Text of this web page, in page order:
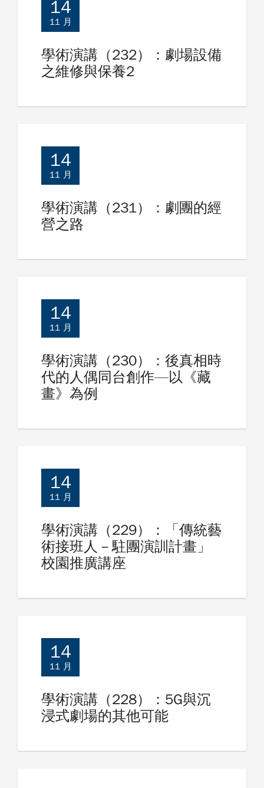
14
11 月
學術演講（232）：劇場設備
之維修與保養2
14
11 月
學術演講（231）：劇團的經
營之路
14
11 月
學術演講（230）：後真相時
代的人偶同台創作—以《藏
畫》為例
14
11 月
學術演講（229）：「傳統藝
術接班人－駐團演訓計畫」
校園推廣講座
14
11 月
學術演講（228）：5G與沉
浸式劇場的其他可能